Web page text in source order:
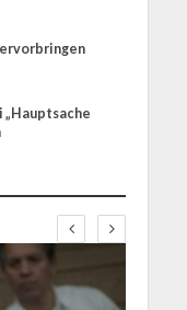
„Hauptsache